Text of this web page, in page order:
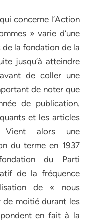
concerne l’Action
» varie d’une
la fondation de la
jusqu’à atteindre
de coller une
de noter que
de publication.
et les articles
Vient alors une
du terme en 1937
du Parti
de la fréquence
de « nous
de moitié durant les
en fait à la